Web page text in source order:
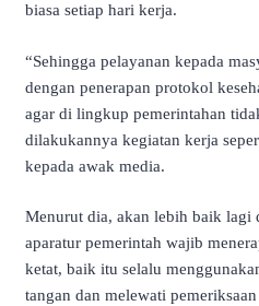
biasa setiap hari kerja.
“Sehingga pelayanan kepada
dengan penerapan protokol
agar di lingkup pemerintahan
dilakukannya kegiatan kerja
kepada awak media.
Menurut dia, akan lebih baik lagi
aparatur pemerintah wajib
ketat, baik itu selalu
tangan dan melewati